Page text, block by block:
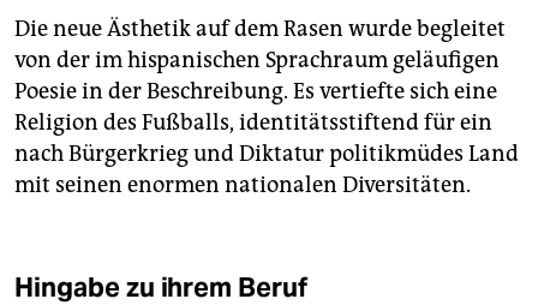
Die neue Ästhetik auf dem Rasen wurde begleitet
von der im hispanischen Sprachraum geläufigen
Poesie in der Beschreibung. Es vertiefte sich eine
Religion des Fußballs, identitätsstiftend für ein
nach Bürgerkrieg und Diktatur politikmüdes Land
mit seinen enormen nationalen Diversitäten.
Hingabe zu ihrem Beruf